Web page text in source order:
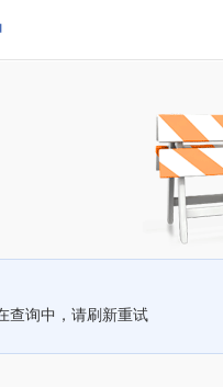
查询中，请刷新重试